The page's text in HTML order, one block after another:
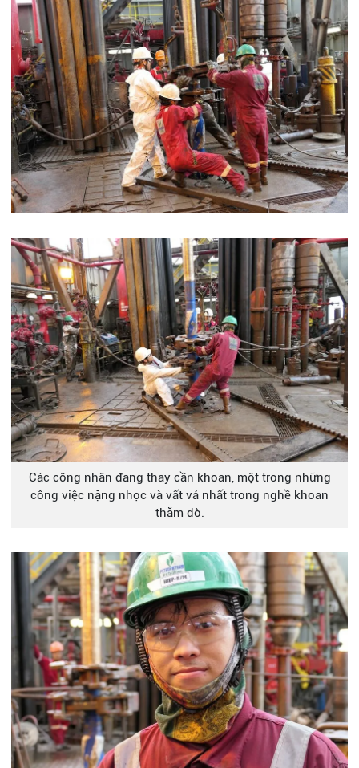
Các công nhân đang thay cần khoan, một trong những
công việc nặng nhọc và vất vả nhất trong nghề khoan
thăm dò.